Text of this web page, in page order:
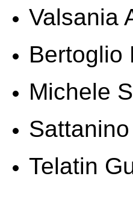
Valsania
Bertoglio
Michele
Sattanino
Telatin